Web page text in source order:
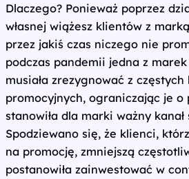
Dlaczego? Ponieważ poprzez
własnej wiążesz klientów z
przez jakiś czas niczego nie
podczas pandemii jedna z
musiała zrezygnować z
promocyjnych, ograniczając je o
stanowiła dla marki ważny kanał
Spodziewano się, że klienci,
na promocję, zmniejszą
postanowiła zainwestować w